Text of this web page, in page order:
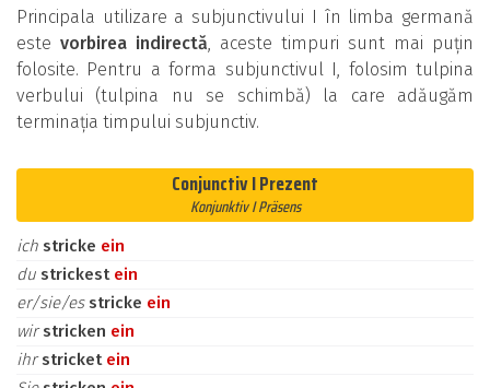
Principala utilizare a subjunctivului I în limba germană
este vorbirea indirectă, aceste timpuri sunt mai puțin
folosite. Pentru a forma subjunctivul I, folosim tulpina
verbului (tulpina nu se schimbă) la care adăugăm
terminația timpului subjunctiv.
Conjunctiv I Prezent
Konjunktiv I Präsens
ich stricke ein
du strickest ein
er/sie/es stricke ein
wirstricken ein
ihrstricket ein